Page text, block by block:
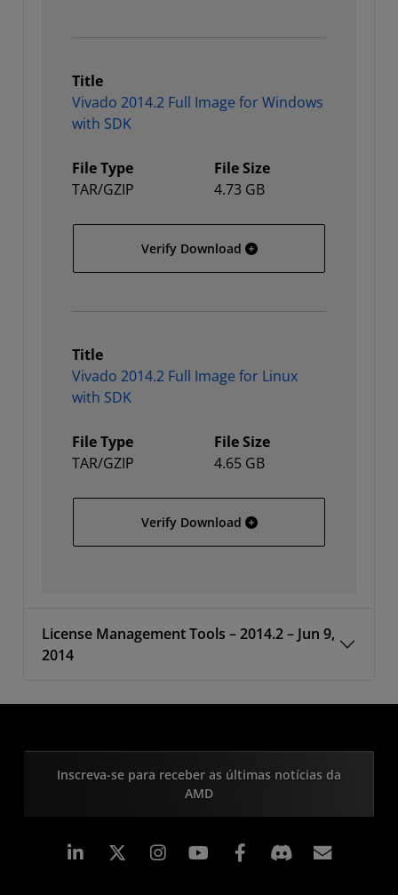
Title
Vivado 2014.2 Full Image for Windows
with SDK
File Type
TAR/GZIP
File Size
4.73 GB
Verify Download Vivado 2014.2 Full
Title
Vivado 2014.2 Full Image for Linux
with SDK
File Type
TAR/GZIP
File Size
4.65 GB
Verify Download Vivado 2014.2 Full
License Management Tools – 2014.2 – Jun 9,
2014
Inscreva-se para receber as últimas notícias da
AMD
Linkedin Instagram Facebook